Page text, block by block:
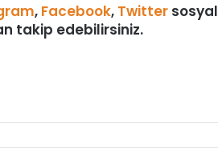
, Facebook, Twitter sosyal
takip edebilirsiniz.